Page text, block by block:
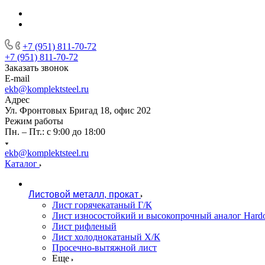
+7 (951) 811-70-72
+7 (951) 811-70-72
Заказать звонок
E-mail
ekb@komplektsteel.ru
Адрес
Ул. Фронтовых Бригад 18, офис 202
Режим работы
Пн. – Пт.: с 9:00 до 18:00
ekb@komplektsteel.ru
Каталог
Листовой металл, прокат
Лист горячекатаный Г/К
Лист износостойкий и высокопрочный аналог
Лист рифленый
Лист холоднокатаный Х/К
Просечно-вытяжной лист
Еще